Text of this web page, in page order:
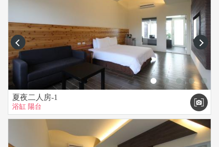
▲攜帶寵物需事先詢問。
▲本館位於國家公園範圍內，請隨手關上房門，如巧遇小昆
蟲，請勿慌張。
▲室內嚴禁吸菸，若是退房時發現菸味殘留或是室內抽菸，一
間房間一律賠償兩千元
▲個人貴重物品請隨身攜帶並妥善保管，如有遺失恕不負責。
▲我們是屏東縣政府反毒之家，一經查獲吸毒販毒或任何違禁
品等不法情事，將通報警察局並請您離開，並不退還訂金。
▲晚間10：00過後請降低音量，勿大聲喧嘩，以維護社區安寧
及其他旅客權益。
▲請依房型人數進住，如需加人，請事先告知。
prev next
夏夜二人房-1
浴缸 陽台